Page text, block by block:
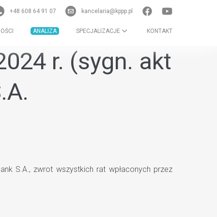
+48 608 64 91 07 kancelaria@kppp.pl
ANALIZA SPECJALIZACJE KONTAKT
r. (sygn. akt
S.A., zwrot wszystkich rat wpłaconych przez